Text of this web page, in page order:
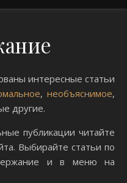
,необъяснимое,
другие.
публикации читайте
Выбирайте статьи по
и в меню на